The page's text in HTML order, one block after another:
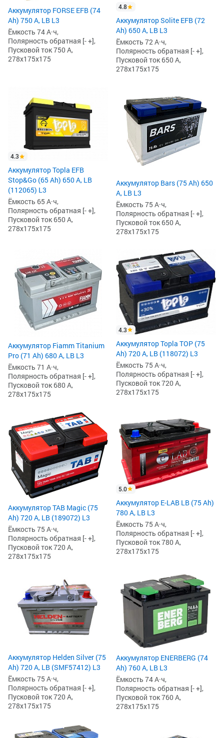
Аккумулятор FORSE EFB (74
Ah) 750 А, LB L3
Ёмкость 74 А·ч,
Полярность обратная [- +],
Пусковой ток 750 А,
278x175x175
4.8
Аккумулятор Solite EFB (72
Ah) 650 А, LB L3
Ёмкость 72 А·ч,
Полярность обратная [- +],
Пусковой ток 650 А,
278x175x175
4.3
Аккумулятор Topla EFB
Stop&Go (65 Ah) 650 А, LB
(112065) L3
Ёмкость 65 А·ч,
Полярность обратная [- +],
Пусковой ток 650 А,
278x175x175
Аккумулятор Bars (75 Ah) 650
А, LB L3
Ёмкость 75 А·ч,
Полярность обратная [- +],
Пусковой ток 650 А,
278x175x175
Аккумулятор Fiamm Titanium
Pro (71 Ah) 680 А, LB L3
Ёмкость 71 А·ч,
Полярность обратная [- +],
Пусковой ток 680 А,
278x175x175
4.3
Аккумулятор Topla TOP (75
Ah) 720 А, LB (118072) L3
Ёмкость 75 А·ч,
Полярность обратная [- +],
Пусковой ток 720 А,
278x175x175
Аккумулятор TAB Magic (75
Ah) 720 А, LB (189072) L3
Ёмкость 75 А·ч,
Полярность обратная [- +],
Пусковой ток 720 А,
278x175x175
5.0
Аккумулятор E-LAB LB (75 Ah)
780 А, LB L3
Ёмкость 75 А·ч,
Полярность обратная [- +],
Пусковой ток 780 А,
278x175x175
Аккумулятор Helden Silver (75
Ah) 720 А, LB (SMF57412) L3
Ёмкость 75 А·ч,
Полярность обратная [- +],
Пусковой ток 720 А,
278x175x175
Аккумулятор ENERBERG (74
Ah) 760 А, LB L3
Ёмкость 74 А·ч,
Полярность обратная [- +],
Пусковой ток 760 А,
278x175x175